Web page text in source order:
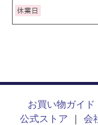
お買い物ガイド
公式ストア
会